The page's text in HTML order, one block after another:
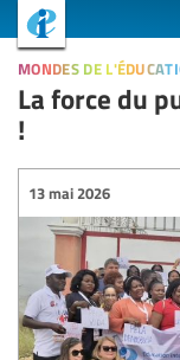
La force du
!
mondes de
13 mai 2026